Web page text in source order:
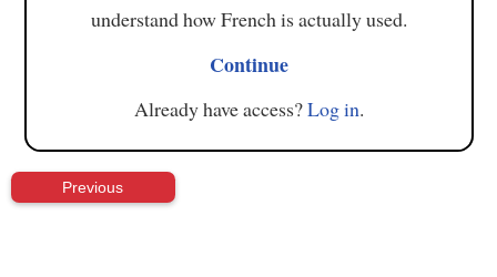
understand how French is actually used.
Continue
Already have access?Log in.
Previous